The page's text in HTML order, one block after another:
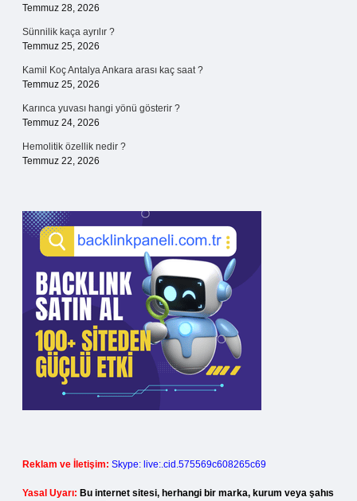
Temmuz 28, 2026
Sünnilik kaça ayrılır ?
Temmuz 25, 2026
Kamil Koç Antalya Ankara arası kaç saat ?
Temmuz 25, 2026
Karınca yuvası hangi yönü gösterir ?
Temmuz 24, 2026
Hemolitik özellik nedir ?
Temmuz 22, 2026
Reklam ve İletişim: Skype: live:.cid.575569c608265c69
Yasal Uyarı: Bu internet sitesi, herhangi bir marka, kurum veya şahıs